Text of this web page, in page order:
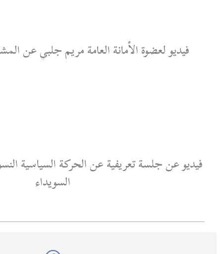
العامة مريم جلبي عن المشاركة السياسية للنساء
عن الحركة السياسية النسوية السورية في محافظة